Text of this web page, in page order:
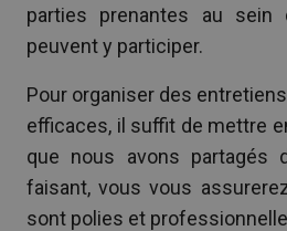
parties prenantes au sein
peuvent y participer.
Pour organiser des
efficaces, il suffit de mettre
que nous avons partagés
faisant, vous vous
sont polies et